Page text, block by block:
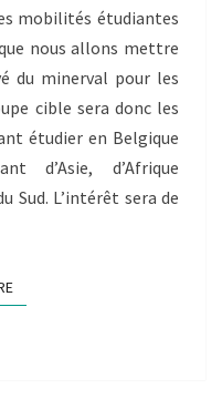
mobilités étudiantes
nous allons mettre
du minerval pour les
cible sera donc les
étudier en Belgique
d’Asie, d’Afrique
Sud. L’intérêt sera de
READ MORE